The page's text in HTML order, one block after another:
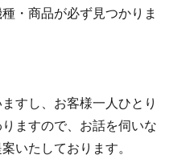
・商品が必ず見つかりま
すし、お客様一人ひとり
ますので、お話を伺いな
いたしております。